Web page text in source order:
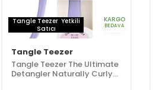
Tangle Teezer Yetkili
Satıcı
KARGO
BEDAVA
Tangle Teezer
Tangle Teezer The Ultimate
Detangler Naturally Curly